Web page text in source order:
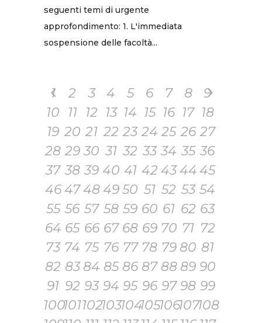
seguenti temi di urgente
approfondimento: 1. L'immediata
sospensione delle facoltà...
1 2 3 4 5 6 7 8
9
10
11 12 13 14 15 16 17 18
19 20 21 22 23 24 25 26 27
28 29 30 31 32 33 34 35 36
37 38 39 40 41 42 434445
46 474849 50 51 52 53 54
55 56 57 58 59 60 61 62 63
64 65 66 67 68 69 70 71 72
73 74 75 76 77 78 79 80 81
82 83 84 85 86 87 88 89 90
91 92 93 94 95 96 97 98 99
100101102103104105106107108